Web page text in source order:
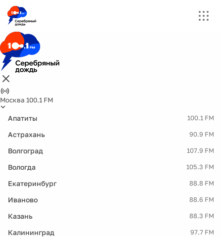
Москва 100.1 FM
Апатиты 100.1 FM
Астрахань 90.9 FM
Волгоград 107.9 FM
Вологда 105.3 FM
Екатеринбург 88.8 FM
Иваново 88.6 FM
Казань 88.3 FM
Калининград 97.7 FM